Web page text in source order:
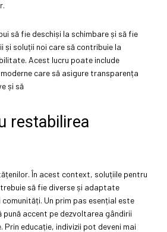
să fie deschiși la schimbare și să fie
și soluții noi care să contribuie la
Acest lucru poate include
care să asigure transparența
și să
restabilirea
În acest context, soluțiile pentru
să fie diverse și adaptate
Un prim pas esențial este
pună accent pe dezvoltarea gândirii
Prin educație, indivizii pot deveni mai